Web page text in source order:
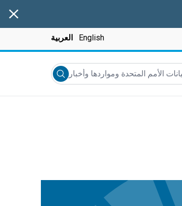
English العربية
الأمم المتحدة ومواردها وأخبارها والمزيد...
Submit search